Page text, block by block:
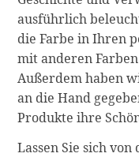
ausführlich
die Farbe in Ihren
mit anderen
Außerdem haben
an die Hand
Produkte ihre
Lassen Sie sich